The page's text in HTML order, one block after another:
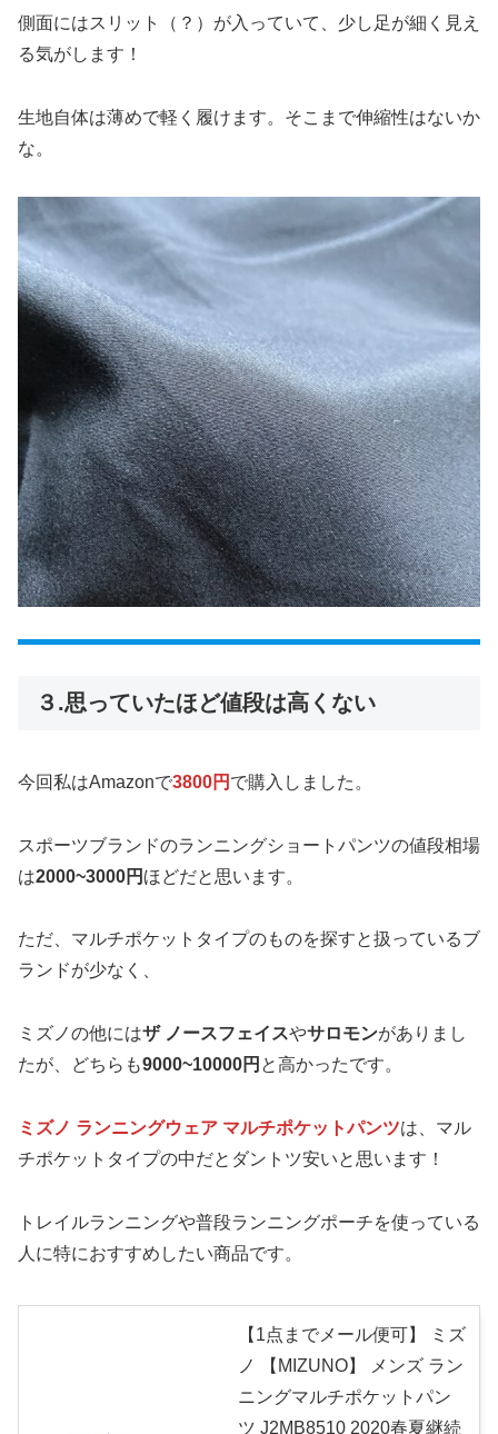
側面にはスリット（？）が入っていて、少し足が細く見え
る気がします！
生地自体は薄めで軽く履けます。そこまで伸縮性はないか
な。
３.思っていたほど値段は高くない
今回私はAmazonで3800円 で購入しました。
スポーツブランドのランニングショートパンツの値段相場
は2000~3000円 ほどだと思います。
ただ、マルチポケットタイプのものを探すと扱っているブ
ランドが少なく、
ミズノの他にはザ ノースフェイスやサロモンがありまし
たが、どちらも9000~10000円 と高かったです。
ミズノ ランニングウェア マルチポケットパンツは、マル
チポケットタイプの中だとダントツ安いと思います！
トレイルランニングや普段ランニングポーチを使っている
人に特におすすめしたい商品です。
【1点までメール便可】 ミズ
ノ 【MIZUNO】 メンズ ラン
ニングマルチポケットパン
ツ J2MB8510 2020春夏継続